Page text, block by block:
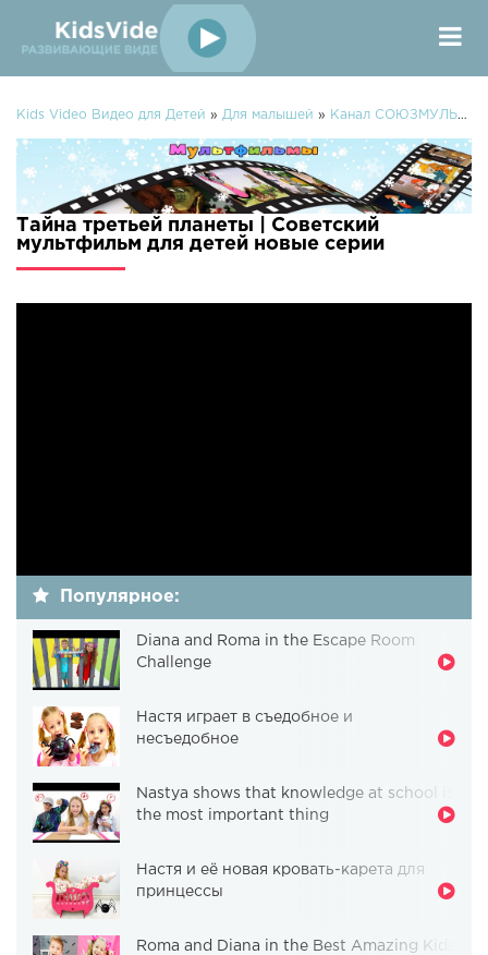
Kids Video Видео для Детей » Для малышей » Канал СОЮЗМУЛЬТФИЛЬМЫ
Тайна третьей планеты | Советский
мультфильм для детей новые серии
Популярное:
Diana and Roma in the Escape Room
Challenge
Настя играет в съедобное и
несъедобное
Nastya shows that knowledge at school is
the most important thing
Настя и её новая кровать-карета для
принцессы
Roma and Diana in the Best Amazing Kids